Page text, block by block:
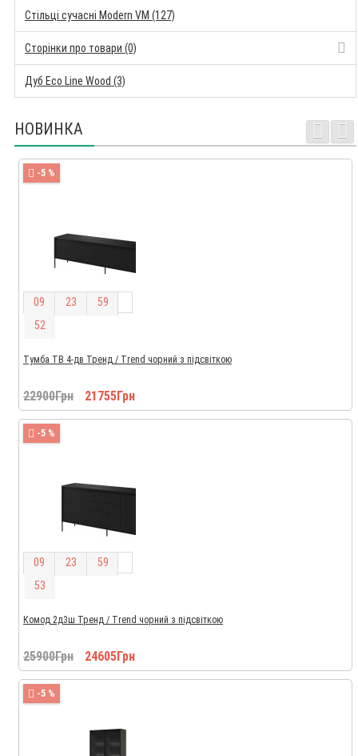
Стільці сучасні Modern VM (127)
Сторінки про товари (0)
Дуб Eco Line Wood (3)
НОВИНКА
-5 %
09 23 59
51
Тумба ТВ 4-дв Тренд / Trend чорний з підсвіткою
22900Грн 21755Грн
-5 %
09 23 59
51
Комод 2д3ш Тренд / Trend чорний з підсвіткою
25900Грн 24605Грн
-5 %